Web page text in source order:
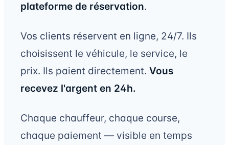
plateforme de réservation.
Vos clients réservent en ligne, 24/7. Ils
choisissent le véhicule, le service, le
prix. Ils paient directement. Vous
recevez l'argent en 24h.
Chaque chauffeur, chaque course,
chaque paiement — visible en temps